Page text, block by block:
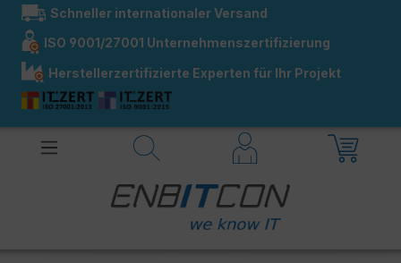
springen
Schneller internationaler Versand
ISO 9001/27001 Unternehmenszertifizierung
Herstellerzertifizierte Experten für Ihr Projekt